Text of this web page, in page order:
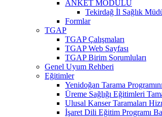
ANKET MODÜLÜ
Tekirdağ İl Sağlık
Formlar
TGAP
TGAP Çalışmaları
TGAP Web Sayfası
TGAP Birim Sorumluları
Genel Uyum Rehberi
Eğitimler
Yenidoğan Tarama
Üreme Sağlığı Eğitimleri
Ulusal Kanser Taramaları
İşaret Dili Eğitim Programı